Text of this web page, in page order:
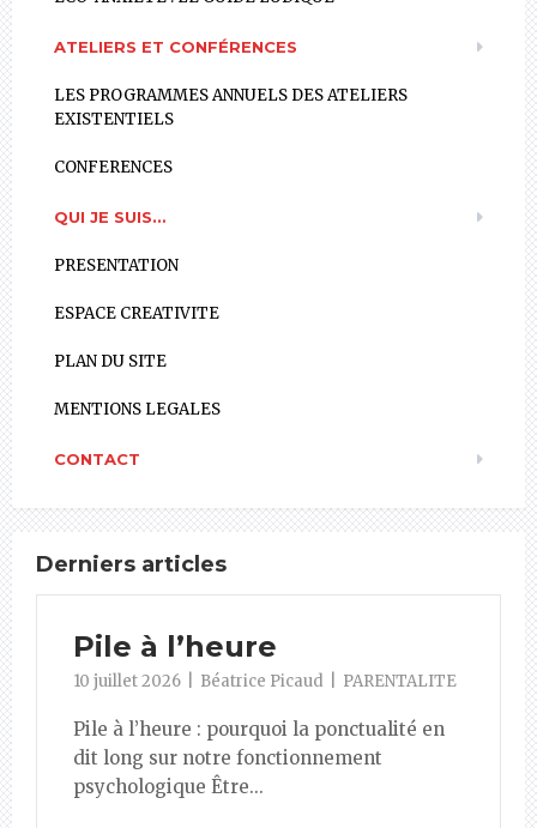
ATELIERS ET CONFÉRENCES
LES PROGRAMMES ANNUELS DES ATELIERS
EXISTENTIELS
CONFERENCES
QUI JE SUIS…
PRESENTATION
ESPACE CREATIVITE
PLAN DU SITE
MENTIONS LEGALES
CONTACT
Derniers articles
Pile à l’heure
10 juillet 2026 Béatrice Picaud PARENTALITE
Pile à l’heure : pourquoi la ponctualité en
dit long sur notre fonctionnement
psychologique Être...